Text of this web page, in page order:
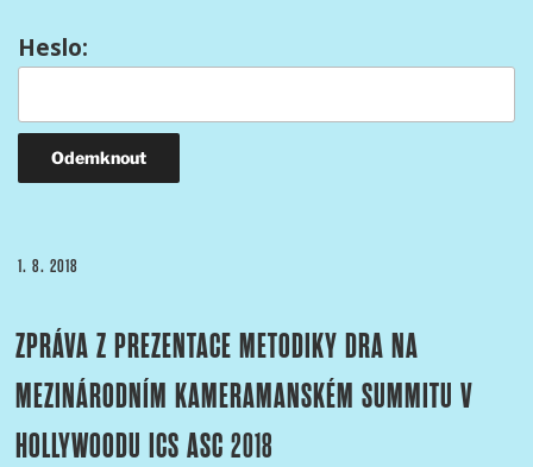
Heslo:
PUBLIKOVÁNO
1. 8. 2018
ZPRÁVA Z PREZENTACE METODIKY DRA NA
MEZINÁRODNÍM KAMERAMANSKÉM SUMMITU V
HOLLYWOODU ICS ASC 2018